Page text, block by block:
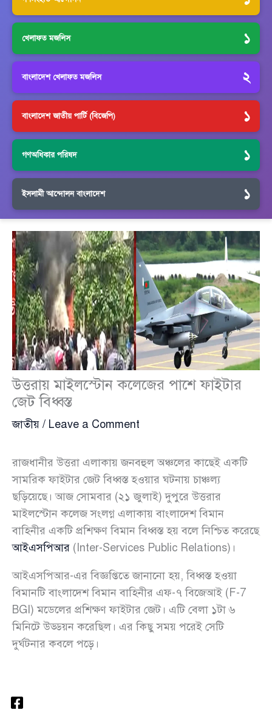
খেলাফত মজলিস ১
বাংলাদেশ খেলাফত মজলিস ২
বাংলাদেশ জাতীয় পার্টি (বিজেপি) ১
গণঅধিকার পরিষদ ১
ইসলামী আন্দোলন বাংলাদেশ ১
উত্তরায় মাইলস্টোন কলেজের পাশে ফাইটার
জেট বিধ্বস্ত
জাতীয় / Leave a Comment
রাজধানীর উত্তরা এলাকায় জনবহুল অঞ্চলের কাছেই একটি
সামরিক ফাইটার জেট বিধ্বস্ত হওয়ার ঘটনায় চাঞ্চল্য
ছড়িয়েছে। আজ সোমবার (২১ জুলাই) দুপুরে উত্তরার
মাইলস্টোন কলেজ সংলগ্ন এলাকায় বাংলাদেশ বিমান
বাহিনীর একটি প্রশিক্ষণ বিমান বিধ্বস্ত হয় বলে নিশ্চিত করেছে
আইএসপিআর (Inter-Services Public Relations)।
আইএসপিআর-এর বিজ্ঞপ্তিতে জানানো হয়, বিধ্বস্ত হওয়া
বিমানটি বাংলাদেশ বিমান বাহিনীর এফ-৭ বিজেআই (F-7
BGI) মডেলের প্রশিক্ষণ ফাইটার জেট। এটি বেলা ১টা ৬
মিনিটে উড্ডয়ন করেছিল। এর কিছু সময় পরেই সেটি
দুর্ঘটনার কবলে পড়ে।